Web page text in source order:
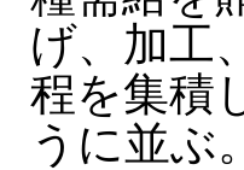
げ、加工
程を集積
うに並ぶ。